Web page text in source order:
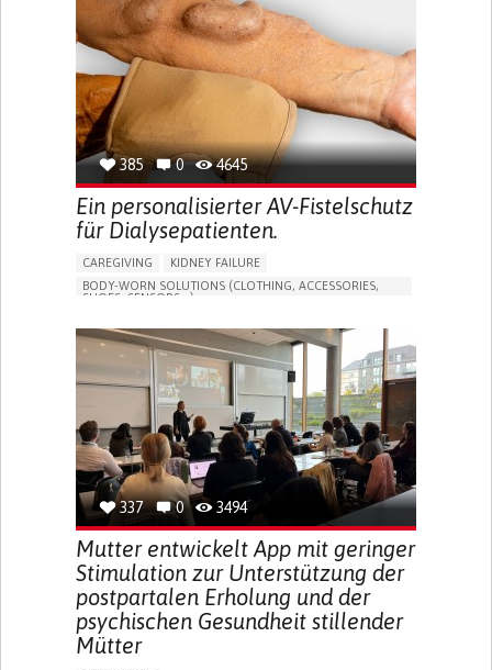
PORTUGAL
385 0 4645
Ein personalisierter AV-Fistelschutz
für Dialysepatienten.
CAREGIVING
KIDNEY FAILURE
BODY-WORN SOLUTIONS (CLOTHING, ACCESSORIES,
SHOES, SENSORS...)
DECREASED URINE OUTPUT
FATIGUE
FLANK PAIN (PAIN IN THE SIDES OF THE BACK)
INCREASED THIRST
KIDNEY FAILURE
SWELLING IN THE LOWER EXTREMITIES (EDEMA)
URINARY URGENCY AT NIGHT (NOCTURIA)
TO IMPROVE TREATMENT/THERAPY
PREVENTING (VACCINATION, PROTECTION, FALLS,
RESEARCH/MAPPING)
NEPHROLOGY
SLOVENIA
337 0 3494
Mutter entwickelt App mit geringer
Stimulation zur Unterstützung der
postpartalen Erholung und der
psychischen Gesundheit stillender
Mütter